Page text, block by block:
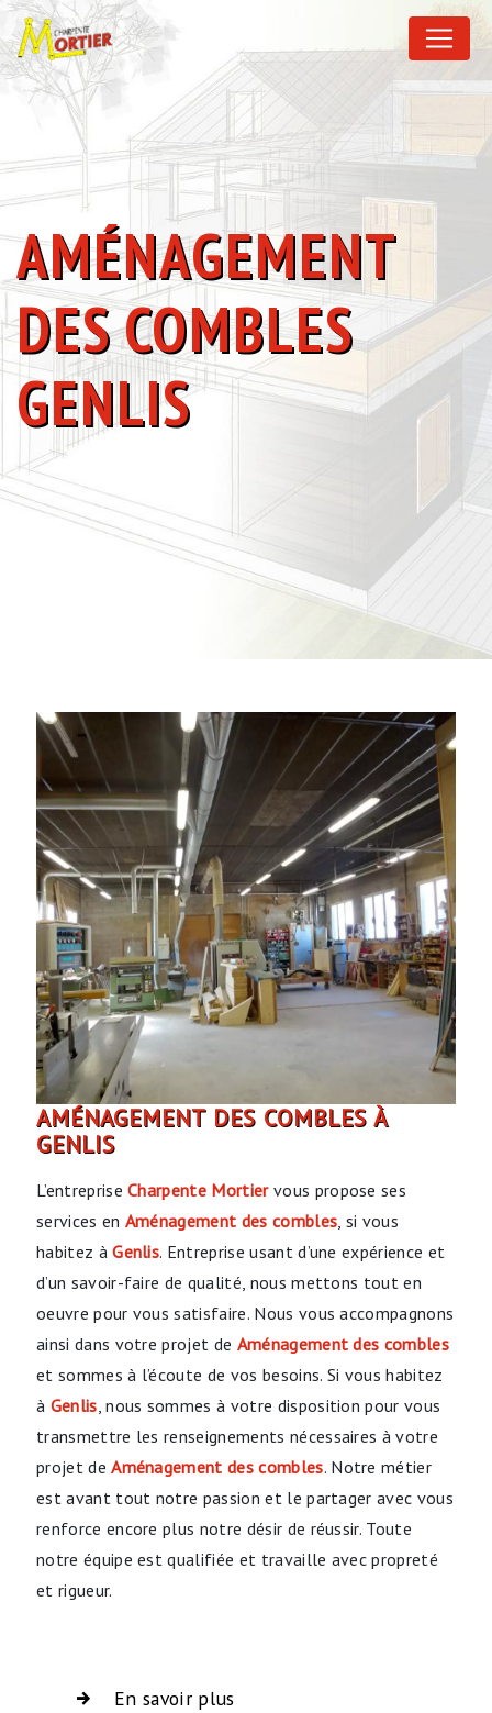
AMÉNAGEMENT
DES COMBLES
GENLIS
AMÉNAGEMENT DES COMBLES À
GENLIS
L’entrepriseCharpente Mortiervous propose ses
services en Aménagement des combles , si vous
habitez àGenlis. Entreprise usant d’une expérience et
d’un savoir-faire de qualité, nous mettons tout en
oeuvre pour vous satisfaire. Nous vous accompagnons
ainsi dans votre projet de Aménagement des combles
et sommes à l’écoute de vos besoins. Si vous habitez
à Genlis , nous sommes à votre disposition pour vous
transmettre les renseignements nécessaires à votre
projet deAménagement des combles. Notre métier
est avant tout notre passion et le partager avec vous
renforce encore plus notre désir de réussir. Toute
notre équipe est qualifiée et travaille avec propreté
et rigueur.
En savoir plus
Panneau de gestion des cookies